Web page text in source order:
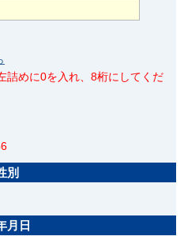
めに0を入れ、8桁にしてくだ
別
月日